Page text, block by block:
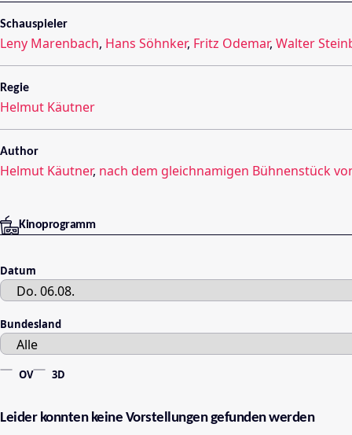
Schauspieler
Leny Marenbach, Hans Söhnker, Fritz Odemar, Walter
Regie
Helmut Käutner
Author
Helmut Käutner, nach dem gleichnamigen Bühnenstück
Kinoprogramm
Datum
Bundesland
OV 3D
Leider konnten keine Vorstellungen gefunden werden